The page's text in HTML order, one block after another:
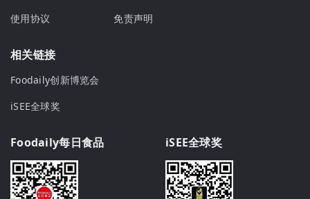
使用协议
免责声明
相关链接
Foodaily创新博览会
iSEE全球奖
Foodaily每日食品 iSEE全球奖